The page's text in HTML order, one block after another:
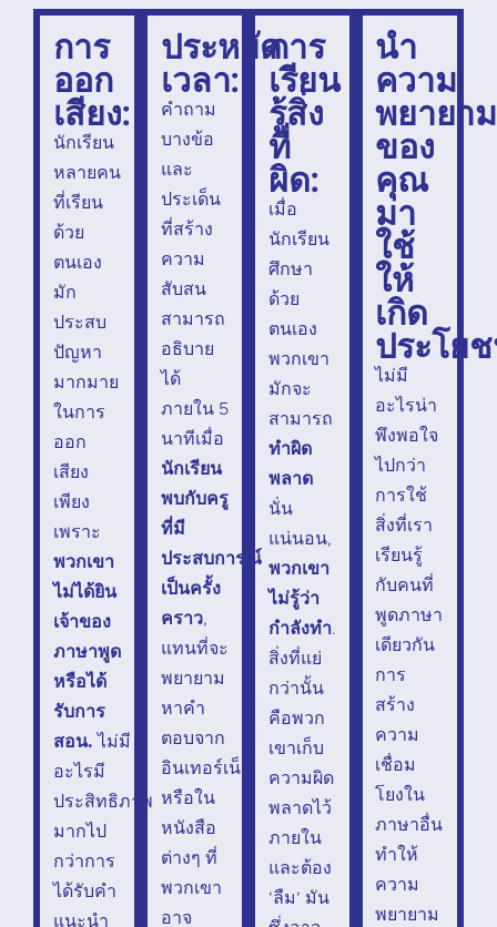
การ
ออก
เสียง:
นักเรียน
หลายคน
ที่เรียน
ด้วย
ตนเอง
มัก
ประสบ
ปัญหา
มากมาย
ในการ
ออก
เสียง
เพียง
เพราะ
พวกเขา
ไม่ได้ยิน
เจ้าของ
ภาษาพูด
หรือได้
รับการ
สอน.ไม่มี
อะไรมี
ประสิทธิภาพ
มากไป
กว่าการ
ได้รับคำ
แนะนำ
ประหยัด
เวลา:
คำถาม
บางข้อ
และ
ประเด็น
ที่สร้าง
ความ
สับสน
สามารถ
อธิบาย
ได้
ภายใน 5
นาทีเมื่อ
นักเรียน
พบกับครู
ที่มี
ประสบการณ์
เป็นครั้ง
คราว,
แทนที่จะ
พยายาม
หาคำ
ตอบจาก
อินเทอร์เน็ต
หรือใน
หนังสือ
ต่างๆ ที่
พวกเขา
อาจ
การ
เรียน
รู้สิ่ง
ที่
ผิด:
เมื่อ
นักเรียน
ศึกษา
ด้วย
ตนเอง
พวกเขา
มักจะ
สามารถ
ทำผิด
พลาด
นั่น
แน่นอน,
พวกเขา
ไม่รู้ว่า
กำลังทำ.
สิ่งที่แย่
กว่านั้น
คือพวก
เขาเก็บ
ความผิด
พลาดไว้
ภายใน
และต้อง
‘ลืม’ มัน
นำ
ความ
พยายาม
ของ
คุณ
มา
ใช้
ให้
เกิด
ประโย
ไม่มี
อะไรน่า
พึงพอใจ
ไปกว่า
การใช้
สิ่งที่เรา
เรียนรู้
กับคนที่
พูดภาษา
เดียวกัน
การ
สร้าง
ความ
เชื่อม
โยงใน
ภาษาอื่น
ทำให้
ความ
พยายาม